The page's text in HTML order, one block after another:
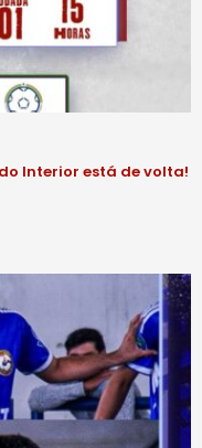
Interior está de volta!